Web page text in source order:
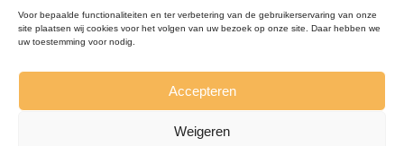
Voor bepaalde functionaliteiten en ter verbetering van de gebruikerservaring van onze
site plaatsen wij cookies voor het volgen van uw bezoek op onze site. Daar hebben we
uw toestemming voor nodig.
Accepteren
Weigeren